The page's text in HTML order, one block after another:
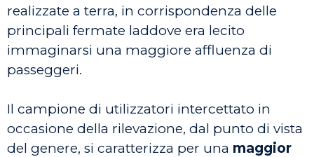
realizzate a terra, in corrispondenza delle
principali fermate laddove era lecito
immaginarsi una maggiore affluenza di
passeggeri.
Il campione di utilizzatori intercettato in
occasione della rilevazione, dal punto di vista
del genere, si caratterizza per una maggior